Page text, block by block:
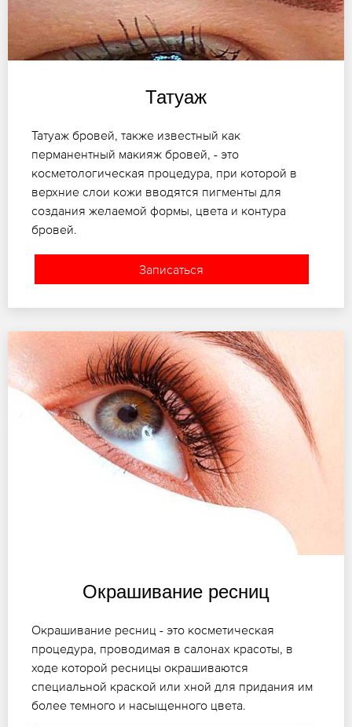
Татуаж
Татуаж бровей, также известный как
перманентный макияж бровей, - это
косметологическая процедура, при которой в
верхние слои кожи вводятся пигменты для
создания желаемой формы, цвета и контура
бровей.
Записаться
Окрашивание ресниц
Окрашивание ресниц - это косметическая
процедура, проводимая в салонах красоты, в
ходе которой ресницы окрашиваются
специальной краской или хной для придания им
более темного и насыщенного цвета.